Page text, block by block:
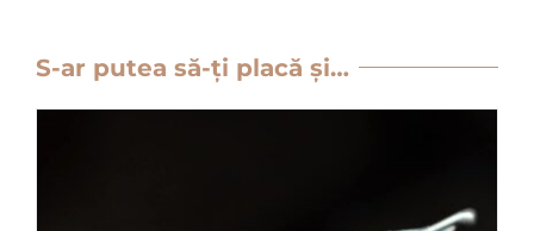
S-ar putea să-ți placă și…